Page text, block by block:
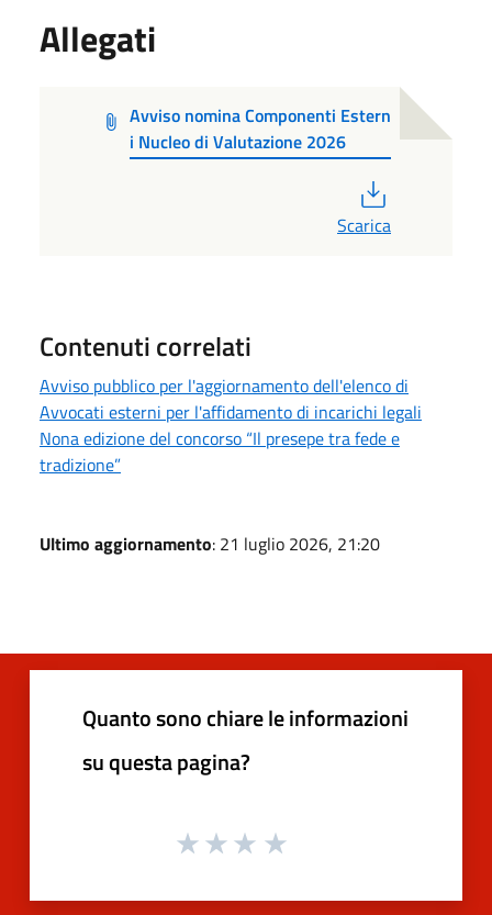
Allegati
Avviso nomina Componenti Estern
i Nucleo di Valutazione 2026
Scarica
Contenuti correlati
Avviso pubblico per l'aggiornamento dell'elenco di
Avvocati esterni per l'affidamento di incarichi legali
Nona edizione del concorso “Il presepe tra fede e
tradizione”
Ultimo aggiornamento: 21 luglio 2026, 21:20
Quanto sono chiare le informazioni
su questa pagina?